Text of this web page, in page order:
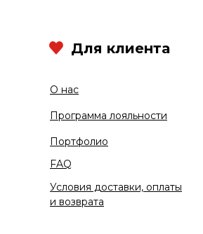
О нас
Программа лояльности
Портфолио
Условия доставки, оплаты
и возврата
FAQ
Для клиента